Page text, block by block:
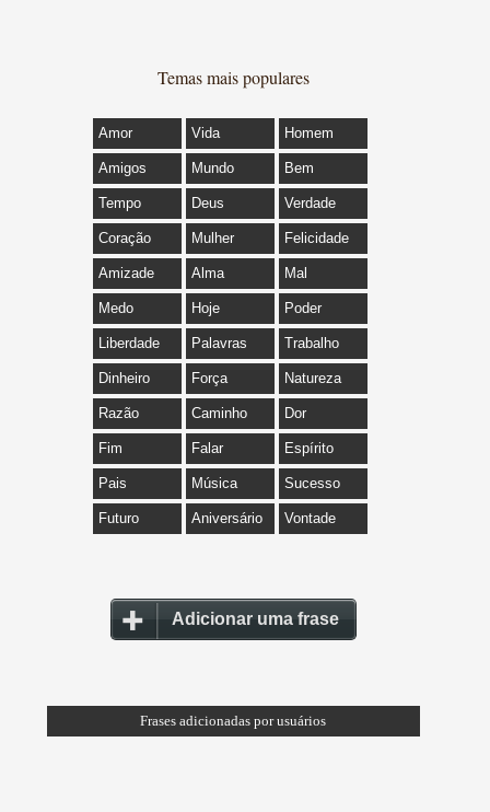
Temas mais populares
Amor Vida Homem
Amigos Mundo Bem
Tempo Deus Verdade
Coração Mulher Felicidade
Amizade Alma Mal
Medo Hoje Poder
Liberdade Palavras Trabalho
Dinheiro Força Natureza
Razão Caminho Dor
Fim Falar Espírito
Pais Música Sucesso
Futuro Aniversário Vontade
Adicionar uma frase
Frases adicionadas por usuários